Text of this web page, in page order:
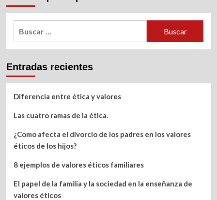
Entradas recientes
Diferencia entre ética y valores
Las cuatro ramas de la ética.
¿Como afecta el divorcio de los padres en los valores
éticos de los hijos?
8 ejemplos de valores éticos familiares
El papel de la familia y la sociedad en la enseñanza de
valores éticos